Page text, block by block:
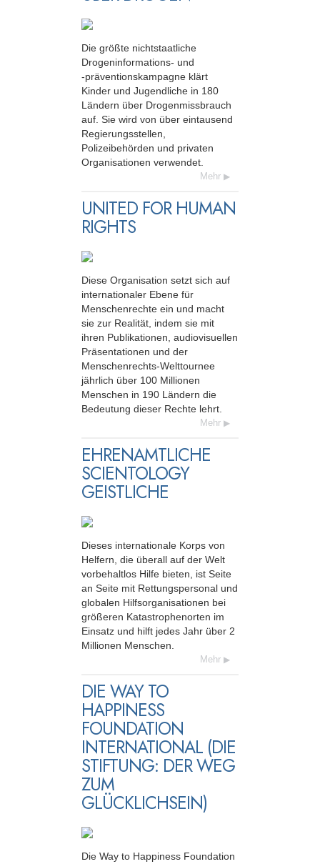
Die größte nichtstaatliche
Drogeninformations- und
-präventionskampagne klärt
Kinder und Jugendliche in 180
Ländern über Drogenmissbrauch
auf. Sie wird von über eintausend
Regierungsstellen,
Polizeibehörden und privaten
Organisationen verwendet.
Mehr
UNITED FOR HUMAN
RIGHTS
Diese Organisation setzt sich auf
inter­nationaler Ebene für
Menschenrechte ein und macht
sie zur Realität, indem sie mit
ihren Publikationen, audio­visuellen
Präsentationen und der
Menschenrechts-Welttournee
jährlich über 100 Millionen
Menschen in 190 Ländern die
Bedeutung dieser Rechte lehrt.
Mehr
EHRENAMTLICHE
SCIENTOLOGY
GEISTLICHE
Dieses internationale Korps von
Helfern, die überall auf der Welt
vorbehaltlos Hilfe bieten, ist Seite
an Seite mit Rettungspersonal und
globalen Hilfsorganisationen bei
größeren Katastrophenorten im
Einsatz und hilft jedes Jahr über 2
Millionen Menschen.
Mehr
DIE WAY TO
HAPPINESS
FOUNDATION
INTERNATIONAL (DIE
STIFTUNG: DER WEG
ZUM
GLÜCKLICHSEIN)
Die Way to Happiness Foundation